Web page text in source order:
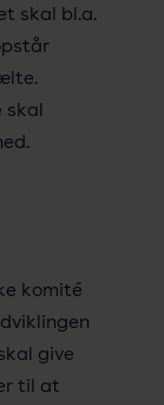
skal bl.a.
skal
komité
give
til at